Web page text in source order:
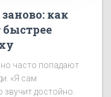
как
часто попадают
«Я сам
звучит достойно.